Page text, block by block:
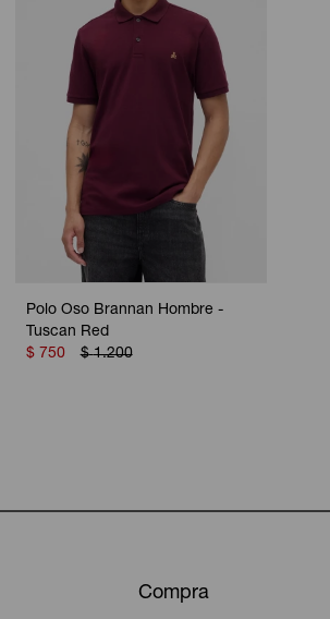
Polo Oso Brannan Hombre -
Tuscan Red
$ 750 $ 1.200
Compra